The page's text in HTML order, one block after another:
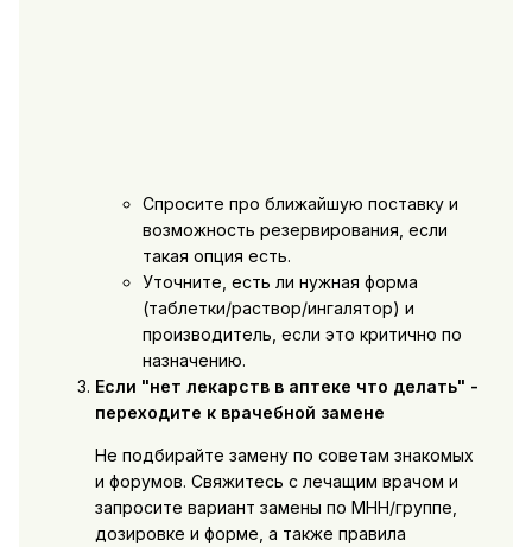
Спросите про ближайшую поставку и
возможность резервирования, если
такая опция есть.
Уточните, есть ли нужная форма
(таблетки/раствор/ингалятор) и
производитель, если это критично по
назначению.
Если "нет лекарств в аптеке что делать" -
переходите к врачебной замене
Не подбирайте замену по советам знакомых
и форумов. Свяжитесь с лечащим врачом и
запросите вариант замены по МНН/группе,
дозировке и форме, а также правила